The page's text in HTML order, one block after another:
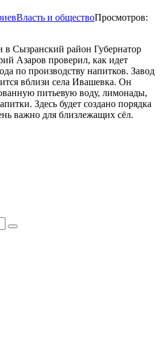
Власть и обществоПросмотров:
в Сызранский район Губернатор
Азаров проверил, как идет
по производству напитков. Завод
вблизи села Ивашевка. Он
питьевую воду, лимонады,
Здесь будет создано порядка
важно для близлежащих сёл.
Поиск